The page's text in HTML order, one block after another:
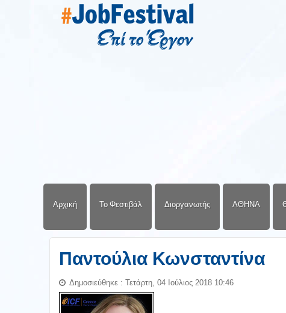
Αρχική Το Φεστιβάλ Διοργανωτής ΑΘΗΝΑ
Παντούλια Κωνσταντίνα
Δημοσιεύθηκε : Τετάρτη, 04 Ιούλιος 2018 10:46